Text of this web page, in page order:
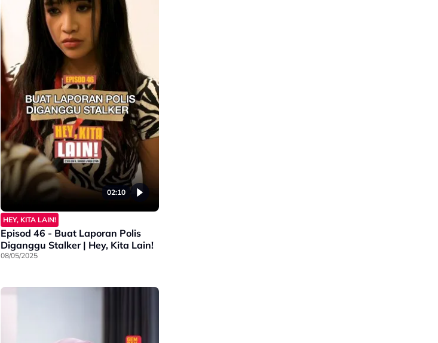
02:10
HEY, KITA LAIN!
Episod 46 - Buat Laporan Polis
Diganggu Stalker | Hey, Kita Lain!
08/05/2025